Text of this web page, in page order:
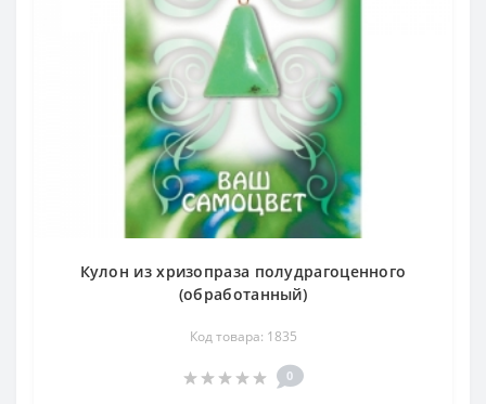
Кулон из хризопраза полудрагоценного
(обработанный)
Код товара: 1835
0